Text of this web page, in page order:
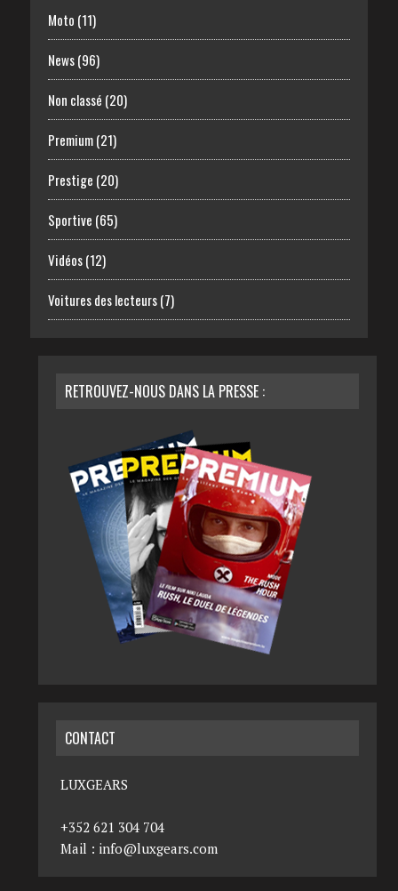
Moto (11)
News(96)
Non classé (20)
Premium(21)
Prestige (20)
Sportive (65)
Vidéos(12)
Voitures des lecteurs(7)
RETROUVEZ-NOUS DANS LA PRESSE :
CONTACT
LUXGEARS
+352 621 304 704
Mail : info@luxgears.com